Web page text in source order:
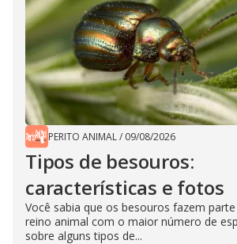
PERITO ANIMAL/ 09/08/2026
Tipos de besouros:
características e fotos
Você sabia que os besouros fazem
reino animal com o maior número de
sobre alguns tipos de...